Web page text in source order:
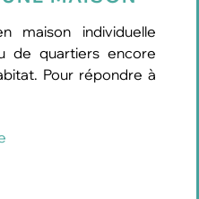
maison individuelle
de quartiers encore
Pour répondre à